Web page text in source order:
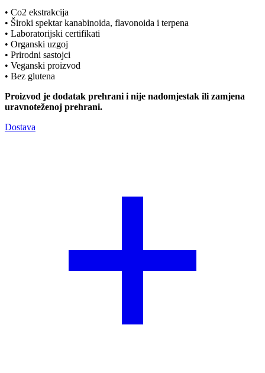
• Co2 ekstrakcija
• Široki spektar kanabinoida, flavonoida i terpena
• Laboratorijski certifikati
• Organski uzgoj
• Prirodni sastojci
• Veganski proizvod
• Bez glutena
Proizvod je dodatak prehrani i nije nadomjestak ili zamjena
uravnoteženoj prehrani.
Dostava